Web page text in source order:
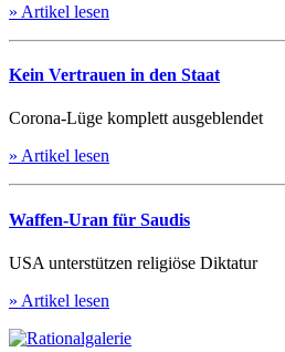
» Artikel lesen
Kein Vertrauen in den Staat
Corona-Lüge komplett ausgeblendet
» Artikel lesen
Waffen-Uran für Saudis
USA unterstützen religiöse Diktatur
» Artikel lesen